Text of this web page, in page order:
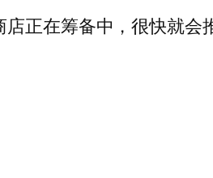
正在筹备中，很快就会